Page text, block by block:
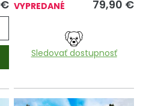
€ VYPREDANÉ 79,90 €
Sledovať dostupnosť